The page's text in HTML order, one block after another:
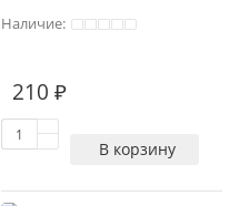
Наличие:
210 ₽
В корзину